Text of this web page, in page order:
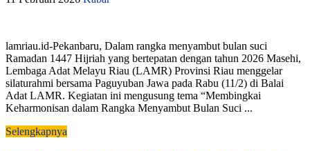
lamriau.id-Pekanbaru, Dalam rangka menyambut bulan suci
Ramadan 1447 Hijriah yang bertepatan dengan tahun 2026 Masehi,
Lembaga Adat Melayu Riau (LAMR) Provinsi Riau menggelar
silaturahmi bersama Paguyuban Jawa pada Rabu (11/2) di Balai
Adat LAMR. Kegiatan ini mengusung tema “Membingkai
Keharmonisan dalam Rangka Menyambut Bulan Suci ...
Selengkapnya